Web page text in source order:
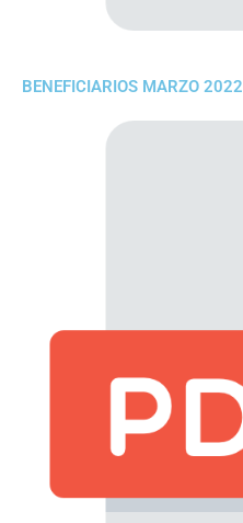
BENEFICIARIOS MARZO 2022